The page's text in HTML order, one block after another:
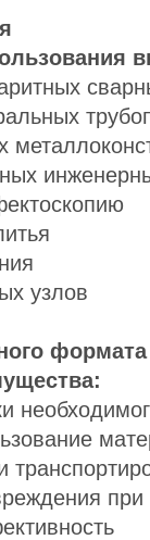
узлов
формата
при